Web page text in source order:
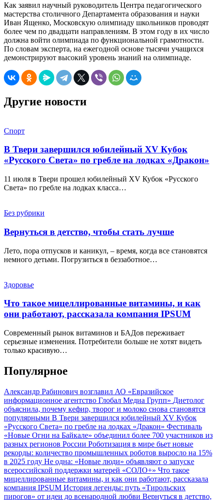
Как заявил научный руководитель Центра педагогического
мастерства столичного Департамента образования и науки
Иван Ященко, Московскую олимпиаду школьников проводят
более чем по двадцати направлениям. В этом году в их число
должна войти олимпиада по функциональной грамотности.
По словам эксперта, на ежегодной основе тысячи учащихся
демонстрируют высокий уровень знаний на олимпиаде.
Другие новости
Спорт
В Твери завершился юбилейный XV Кубок
«Русского Света» по гребле на лодках «Дракон»
11 июля в Твери прошел юбилейный XV Кубок «Русского
Света» по гребле на лодках класса…
Без рубрики
Вернуться в детство, чтобы стать лучше
Лето, пора отпусков и каникул, – время, когда все становятся
немного детьми. Погрузиться в беззаботное…
Здоровье
Что такое мицеллированные витамины, и как
они работают, рассказала компания IPSUM
Современный рынок витаминов и БАДов переживает
серьезные изменения. Потребители больше не хотят видеть
только красивую…
Популярное
Александр Рабинович возглавил АО «Евразийское
информационное агентство Глобал Медиа Групп» Диетолог
объяснила, почему кефир, творог и молоко снова становятся
популярными В Твери завершился юбилейный XV Кубок
«Русского Света» по гребле на лодках «Дракон» Фестиваль
«Новые Огни на Байкале» объединил более 700 участников из
разных регионов России Роботизация в мире бьет новые
рекорды: количество промышленных роботов выросло на 15%
в 2025 году Не одна: «Новые люди» объявляют о запуске
всероссийской поддержки матерей «СОЛО+» Что такое
мицеллированные витамины, и как они работают, рассказала
компания IPSUM История легенды: путь «Тирольских
пирогов» от идеи до всенародной любви Вернуться в детство,